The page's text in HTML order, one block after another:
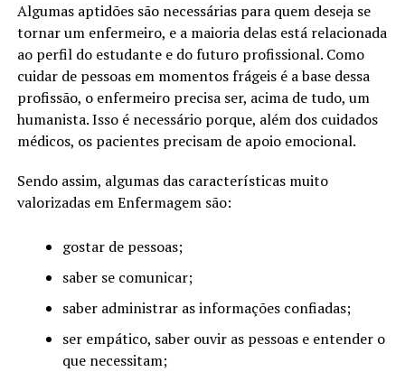
Algumas aptidões são necessárias para quem deseja se
tornar um enfermeiro, e a maioria delas está relacionada
ao perfil do estudante e do futuro profissional. Como
cuidar de pessoas em momentos frágeis é a base dessa
profissão, o enfermeiro precisa ser, acima de tudo, um
humanista. Isso é necessário porque, além dos cuidados
médicos, os pacientes precisam de apoio emocional.
Sendo assim, algumas das características muito
valorizadas em Enfermagem são:
gostar de pessoas;
saber se comunicar;
saber administrar as informações confiadas;
ser empático, saber ouvir as pessoas e entender o
que necessitam;